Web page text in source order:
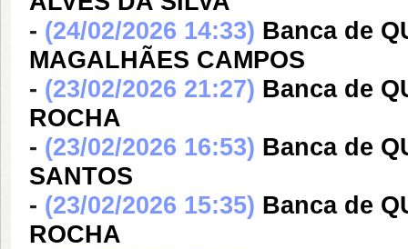
- (24/02/2026 14:33) Banca de
MAGALHÃES CAMPOS
- (23/02/2026 21:27) Banca de
ROCHA
- (23/02/2026 16:53) Banca de
SANTOS
- (23/02/2026 15:35) Banca de
ROCHA